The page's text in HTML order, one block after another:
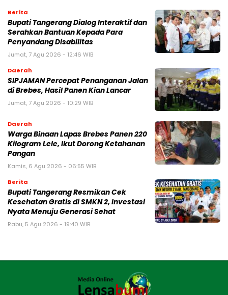
Berita
Bupati Tangerang Dialog Interaktif dan
Serahkan Bantuan Kepada Para
Penyandang Disabilitas
Jumat, 7 Agu 2026 - 12:46 WIB
Daerah
SIPJAMAN Percepat Penanganan Jalan
di Brebes, Hasil Panen Kian Lancar
Jumat, 7 Agu 2026 - 10:29 WIB
Daerah
Warga Binaan Lapas Brebes Panen 220
Kilogram Lele, Ikut Dorong Ketahanan
Pangan
Kamis, 6 Agu 2026 - 06:55 WIB
Berita
‎Bupati Tangerang Resmikan Cek
Kesehatan Gratis di SMKN 2, Investasi
Nyata Menuju Generasi Sehat
Rabu, 5 Agu 2026 - 19:40 WIB